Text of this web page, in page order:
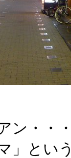
ン・・
」とい